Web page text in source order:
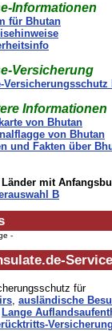
Informationen
für Bhutan
Versicherung
Versicherungsschutz
Informationen
von Bhutan
von Bhutan
und Fakten über
Länder mit
B
-
Service
für
, ausländische
Lange
Versicherung